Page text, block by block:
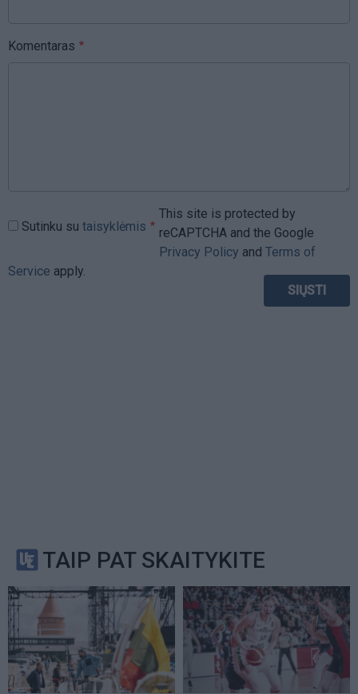
Komentaras
Sutinku su taisyklėmis
This site is protected by
reCAPTCHA and the Google
Privacy Policy and Terms of
Service apply.
TAIP PAT SKAITYKITE